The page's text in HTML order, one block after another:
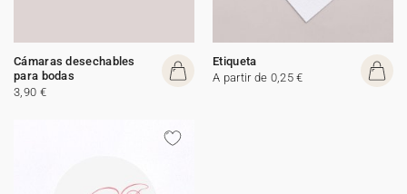
Cámaras desechables
para bodas
3,90 €
Etiqueta
A partir de 0,25 €